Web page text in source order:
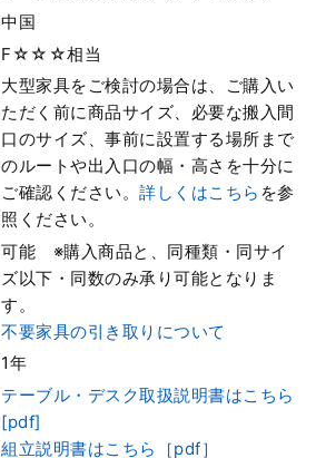
中国
F☆☆☆相当
大型家具をご検討の場合は、ご購入い
ただく前に商品サイズ、必要な搬入間
口のサイズ、事前に設置する場所まで
のルートや出入口の幅・高さを十分に
ご確認ください。詳しくはこちら を参
照ください。
可能 ※購入商品と、同種類・同サイ
ズ以下・同数のみ承り可能となりま
す。
不要家具の引き取りについて
1年
テーブル・デスク取扱説明書はこちら
[pdf]
組立説明書はこちら［pdf］